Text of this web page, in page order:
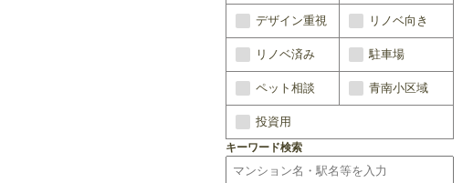
デザイン重視 リノベ向き
リノベ済み 駐車場
ペット相談 青南小区域
投資用
キーワード検索